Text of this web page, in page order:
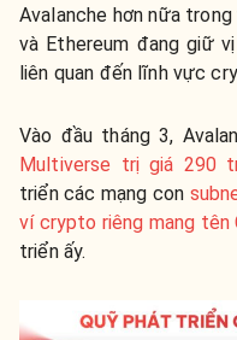
Avalanche hơn nữa
và Ethereum đang giữ
liên quan đến lĩnh vực
Vào đầu tháng 3,
Multiverse trị giá 290
triển các mạng con
ví crypto riêng mang tên
triển ấy.